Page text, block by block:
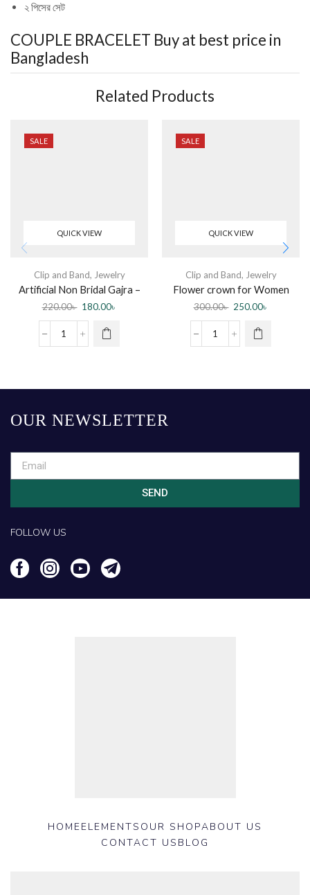
২ পিসের সেট
COUPLE BRACELET Buy at best price in
Bangladesh
Related Products
SALE
QUICK VIEW
Clip and Band, Jewelry
Artificial Non Bridal Gajra –
Hijab Band
220.00৳ 180.00৳
SALE
QUICK VIEW
Clip and Band, Jewelry
Flower crown for Women
(Color random)
300.00৳ 250.00৳
OUR NEWSLETTER
SEND
FOLLOW US
HOMEELEMENTS OUR SHOPABOUT US
CONTACT US BLOG